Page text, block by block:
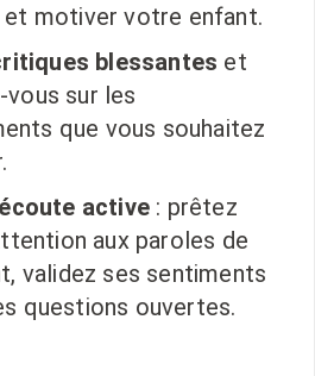
et motiver votre enfant.
blessantes et
sur les
que vous souhaitez
écoute active : prêtez
aux paroles de
validez ses sentiments
questions ouvertes.